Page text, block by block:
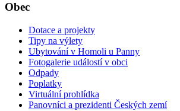
Obec
Dotace a projekty
Tipy na výlety
Ubytování v Homoli u Panny
Fotogalerie událostí v obci
Odpady
Poplatky
Virtuální prohlídka
Panovníci a prezidenti Českých zemí